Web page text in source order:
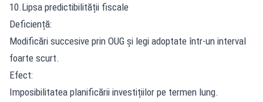
10.Lipsa predictibilității fiscale
Deficiență:
Modificări succesive prin OUG și legi adoptate într-un interval
foarte scurt.
Efect:
Imposibilitatea planificării investițiilor pe termen lung.